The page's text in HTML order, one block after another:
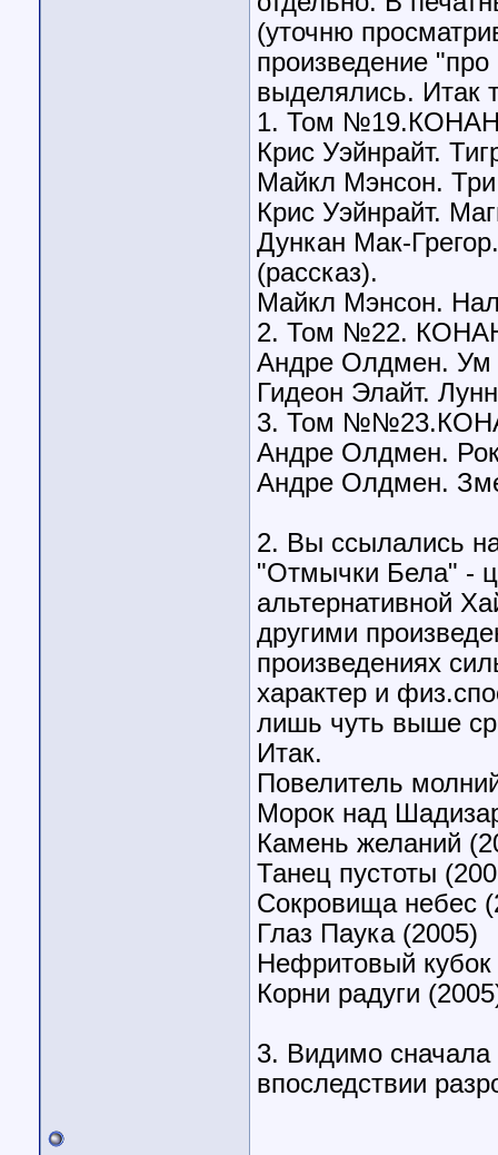
(уточню
произведение
выделялись. Итак
1. Том №19.КОНАН
Крис Уэйнрайт.
Майкл Мэнсон.
Крис Уэйнрайт.
Дункан Мак-
(рассказ).
Майкл Мэнсон.
2. Том №22. КОНАН
Андре Олдмен. Ум
Гидеон Элайт.
3. Том
Андре Олдмен.
Андре Олдмен.
2. Вы ссылались
"Отмычки Бела" -
альтернативной
другими
произведениях
характер и
лишь чуть выше
Итак.
Повелитель
Морок над
Камень желаний
Танец пустоты
Сокровища небес
Глаз Паука (2005)
Нефритовый кубок
Корни радуги
3. Видимо сначала
впоследствии